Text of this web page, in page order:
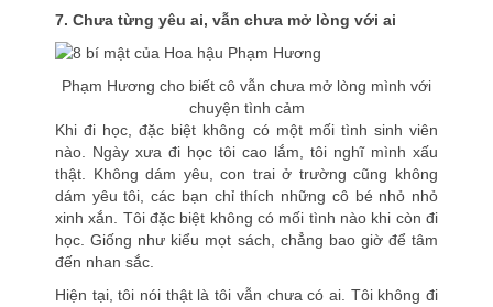
7. Chưa từng yêu ai, vẫn chưa mở lòng với ai
Phạm Hương cho biết cô vẫn chưa mở lòng mình với
chuyện tình cảm
Khi đi học, đặc biệt không có một mối tình sinh viên
nào. Ngày xưa đi học tôi cao lắm, tôi nghĩ mình xấu
thật. Không dám yêu, con trai ở trường cũng không
dám yêu tôi, các bạn chỉ thích những cô bé nhỏ nhỏ
xinh xắn. Tôi đặc biệt không có mối tình nào khi còn đi
học. Giống như kiểu mọt sách, chẳng bao giờ để tâm
đến nhan sắc.
Hiện tại, tôi nói thật là tôi vẫn chưa có ai. Tôi không đi